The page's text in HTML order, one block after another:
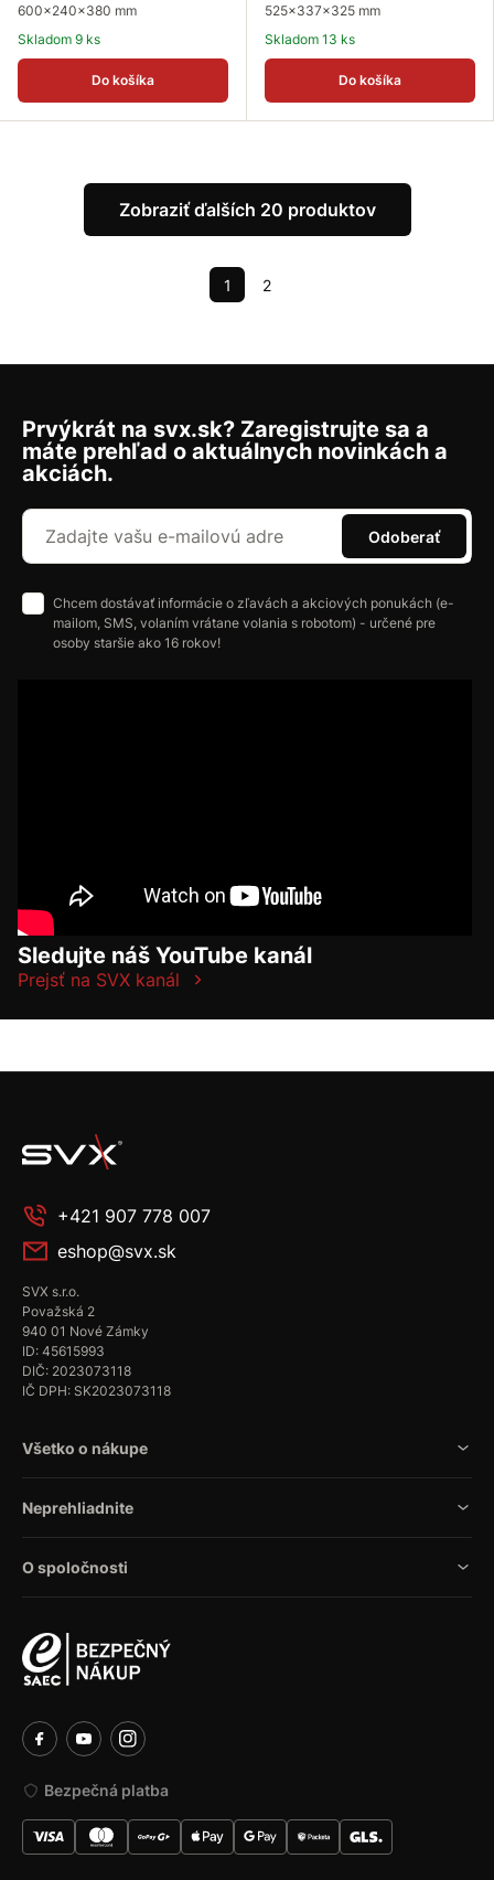
600x240x380 mm
Skladom 9 ks
Do košíka
525x337x325 mm
Skladom 13 ks
Do košíka
Zobraziť ďalších 20 produktov
1 2
Prvýkrát na svx.sk? Zaregistrujte sa a
máte prehľad o aktuálnych novinkách a
akciách.
Odoberať
Chcem dostávať informácie o zľavách a akciových ponukách (e-
mailom, SMS, volaním vrátane volania s robotom) - určené pre
osoby staršie ako 16 rokov!
Sledujte náš YouTube kanál
Prejsť na SVX kanál
+421 907 778 007
eshop@svx.sk
SVX s.r.o.
Považská 2
940 01 Nové Zámky
ID: 45615993
DIČ: 2023073118
IČ DPH: SK2023073118
Všetko o nákupe
Neprehliadnite
O spoločnosti
Bezpečná platba